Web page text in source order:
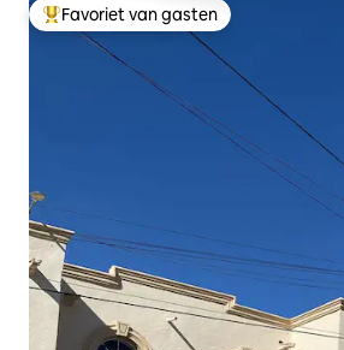
Topfavoriet van gasten
Favoriet van gasten